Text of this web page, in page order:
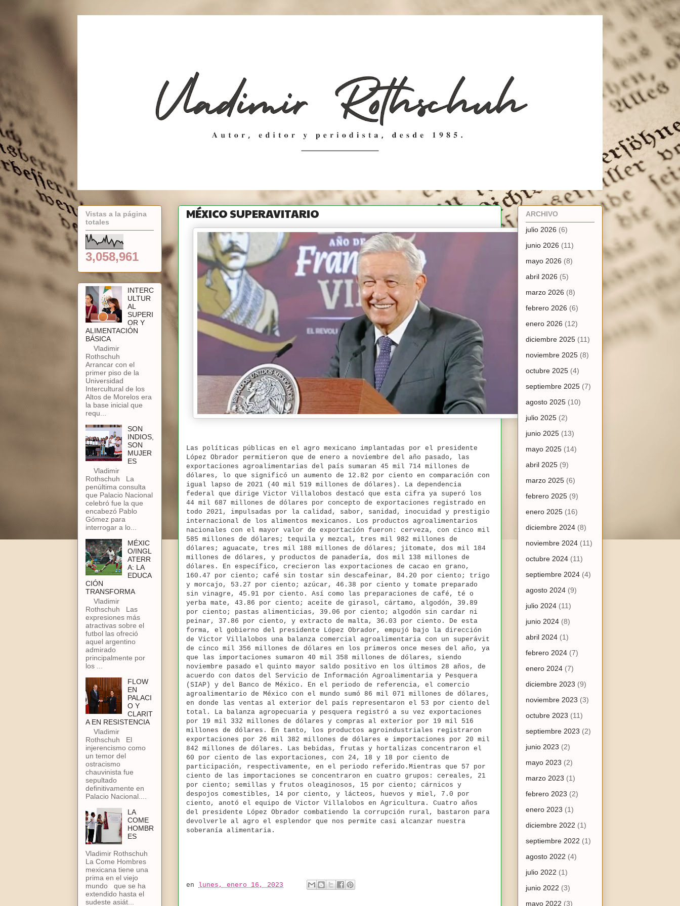
MÉXICO SUPERAVITARIO
Las políticas públicas en el agro mexicano implantadas por el presidente
López Obrador permitieron que de enero a noviembre del año pasado, las
exportaciones agroalimentarias del país sumaran 45 mil 714 millones de
dólares, lo que significó un aumento de 12.82 por ciento en comparación con
igual lapso de 2021 (40 mil 519 millones de dólares). La dependencia
federal que dirige Victor Villalobos destacó que esta cifra ya superó los
44 mil 687 millones de dólares por concepto de exportaciones registrado en
todo 2021, impulsadas por la calidad, sabor, sanidad, inocuidad y prestigio
internacional de los alimentos mexicanos. Los productos agroalimentarios
nacionales con el mayor valor de exportación fueron: cerveza, con cinco mil
585 millones de dólares; tequila y mezcal, tres mil 982 millones de
dólares; aguacate, tres mil 188 millones de dólares; jitomate, dos mil 184
millones de dólares, y productos de panadería, dos mil 138 millones de
dólares. En específico, crecieron las exportaciones de cacao en grano,
160.47 por ciento; café sin tostar sin descafeinar, 84.20 por ciento; trigo
y morcajo, 53.27 por ciento; azúcar, 46.38 por ciento y tomate preparado
sin vinagre, 45.91 por ciento. Así como las preparaciones de café, té o
yerba mate, 43.86 por ciento; aceite de girasol, cártamo, algodón, 39.89
por ciento; pastas alimenticias, 39.06 por ciento; algodón sin cardar ni
peinar, 37.86 por ciento, y extracto de malta, 36.03 por ciento. De esta
forma, el gobierno del presidente López Obrador, empujó bajo la dirección
de Victor Villalobos una balanza comercial agroalimentaria con un superávit
de cinco mil 356 millones de dólares en los primeros once meses del año, ya
que las importaciones sumaron 40 mil 358 millones de dólares, siendo
noviembre pasado el quinto mayor saldo positivo en los últimos 28 años, de
acuerdo con datos del Servicio de Información Agroalimentaria y Pesquera
(SIAP) y del Banco de México. En el periodo de referencia, el comercio
agroalimentario de México con el mundo sumó 86 mil 071 millones de dólares,
en donde las ventas al exterior del país representaron el 53 por ciento del
total. La balanza agropecuaria y pesquera registró a su vez exportaciones
por 19 mil 332 millones de dólares y compras al exterior por 19 mil 516
millones de dólares. En tanto, los productos agroindustriales registraron
exportaciones por 26 mil 382 millones de dólares e importaciones por 20 mil
842 millones de dólares. Las bebidas, frutas y hortalizas concentraron el
60 por ciento de las exportaciones, con 24, 18 y 18 por ciento de
participación, respectivamente, en el periodo referido.Mientras que 57 por
ciento de las importaciones se concentraron en cuatro grupos: cereales, 21
por ciento; semillas y frutos oleaginosos, 15 por ciento; cárnicos y
despojos comestibles, 14 por ciento, y lácteos, huevos y miel, 7.0 por
ciento, anotó el equipo de Victor Villalobos en Agricultura. Cuatro años
del presidente López Obrador combatiendo la corrupción rural, bastaron para
devolverle al agro el esplendor que nos permite casi alcanzar nuestra
soberanía alimentaria.
en lunes, enero 16, 2023
Vistas a la página
totales
3,058,961
INTERC
ULTUR
AL
SUPERI
OR Y
ALIMENTACIÓN
BÁSICA
Vladimir
Rothschuh
Arrancar con el
primer piso de la
Universidad
Intercultural de los
Altos de Morelos era
la base inicial que
requ...
SON
INDIOS,
SON
MUJER
ES
Vladimir
Rothschuh La
penúltima consulta
que Palacio Nacional
celebró fue la que
encabezó Pablo
Gómez para
interrogar a lo...
MÉXIC
O/INGL
ATERR
A: LA
EDUCA
CIÓN
TRANSFORMA
Vladimir
Rothschuh Las
expresiones más
atractivas sobre el
futbol las ofreció
aquel argentino
admirado
principalmente por
los ...
FLOW
EN
PALACI
O Y
CLARIT
A EN RESISTENCIA
Vladimir
Rothschuh El
injerencismo como
un temor del
ostracismo
chauvinista fue
sepultado
definitivamente en
Palacio Nacional....
LA
COME
HOMBR
ES
Vladimir Rothschuh
La Come Hombres
mexicana tiene una
prima en el viejo
mundo que se ha
extendido hasta el
sudeste asiát...
ARCHIVO
julio 2026 (6)
junio 2026 (11)
mayo 2026 (8)
abril 2026 (5)
marzo 2026 (8)
febrero 2026 (6)
enero 2026 (12)
diciembre 2025 (11)
noviembre 2025 (8)
octubre 2025 (4)
septiembre 2025 (7)
agosto 2025 (10)
julio 2025 (2)
junio 2025 (13)
mayo 2025 (14)
abril 2025 (9)
marzo 2025 (6)
febrero 2025 (9)
enero 2025 (16)
diciembre 2024 (8)
noviembre 2024 (11)
octubre 2024 (11)
septiembre 2024 (4)
agosto 2024 (9)
julio 2024 (11)
junio 2024 (8)
abril 2024 (1)
febrero 2024 (7)
enero 2024 (7)
diciembre 2023 (9)
noviembre 2023 (3)
octubre 2023 (11)
septiembre 2023 (2)
junio 2023 (2)
mayo 2023 (2)
marzo 2023 (1)
febrero 2023 (2)
enero 2023 (1)
diciembre 2022 (1)
septiembre 2022 (1)
agosto 2022 (4)
julio 2022 (1)
junio 2022 (3)
mayo 2022 (3)